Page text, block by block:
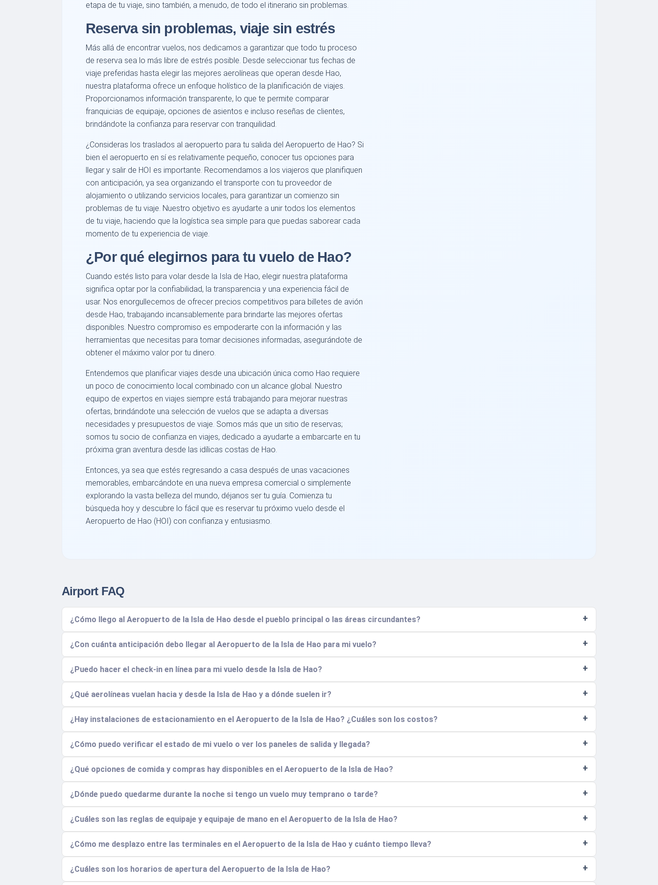
etapa de tu viaje, sino también, a menudo, de todo el itinerario sin problemas.
Reserva sin problemas, viaje sin estrés
Más allá de encontrar vuelos, nos dedicamos a garantizar que todo tu proceso
de reserva sea lo más libre de estrés posible. Desde seleccionar tus fechas de
viaje preferidas hasta elegir las mejores aerolíneas que operan desde Hao,
nuestra plataforma ofrece un enfoque holístico de la planificación de viajes.
Proporcionamos información transparente, lo que te permite comparar
franquicias de equipaje, opciones de asientos e incluso reseñas de clientes,
brindándote la confianza para reservar con tranquilidad.
¿Consideras los traslados al aeropuerto para tu salida del Aeropuerto de Hao? Si
bien el aeropuerto en sí es relativamente pequeño, conocer tus opciones para
llegar y salir de HOI es importante. Recomendamos a los viajeros que planifiquen
con anticipación, ya sea organizando el transporte con tu proveedor de
alojamiento o utilizando servicios locales, para garantizar un comienzo sin
problemas de tu viaje. Nuestro objetivo es ayudarte a unir todos los elementos
de tu viaje, haciendo que la logística sea simple para que puedas saborear cada
momento de tu experiencia de viaje.
¿Por qué elegirnos para tu vuelo de Hao?
Cuando estés listo para volar desde la Isla de Hao, elegir nuestra plataforma
significa optar por la confiabilidad, la transparencia y una experiencia fácil de
usar. Nos enorgullecemos de ofrecer precios competitivos para billetes de avión
desde Hao, trabajando incansablemente para brindarte las mejores ofertas
disponibles. Nuestro compromiso es empoderarte con la información y las
herramientas que necesitas para tomar decisiones informadas, asegurándote de
obtener el máximo valor por tu dinero.
Entendemos que planificar viajes desde una ubicación única como Hao requiere
un poco de conocimiento local combinado con un alcance global. Nuestro
equipo de expertos en viajes siempre está trabajando para mejorar nuestras
ofertas, brindándote una selección de vuelos que se adapta a diversas
necesidades y presupuestos de viaje. Somos más que un sitio de reservas;
somos tu socio de confianza en viajes, dedicado a ayudarte a embarcarte en tu
próxima gran aventura desde las idílicas costas de Hao.
Entonces, ya sea que estés regresando a casa después de unas vacaciones
memorables, embarcándote en una nueva empresa comercial o simplemente
explorando la vasta belleza del mundo, déjanos ser tu guía. Comienza tu
búsqueda hoy y descubre lo fácil que es reservar tu próximo vuelo desde el
Aeropuerto de Hao (HOI) con confianza y entusiasmo.
Airport FAQ
¿Cómo llego al Aeropuerto de la Isla de Hao desde el pueblo principal o las áreas circundantes?
¿Con cuánta anticipación debo llegar al Aeropuerto de la Isla de Hao para mi vuelo?
¿Puedo hacer el check-in en línea para mi vuelo desde la Isla de Hao?
¿Qué aerolíneas vuelan hacia y desde la Isla de Hao y a dónde suelen ir?
¿Hay instalaciones de estacionamiento en el Aeropuerto de la Isla de Hao? ¿Cuáles son los costos?
¿Cómo puedo verificar el estado de mi vuelo o ver los paneles de salida y llegada?
¿Qué opciones de comida y compras hay disponibles en el Aeropuerto de la Isla de Hao?
¿Dónde puedo quedarme durante la noche si tengo un vuelo muy temprano o tarde?
¿Cuáles son las reglas de equipaje y equipaje de mano en el Aeropuerto de la Isla de Hao?
¿Cómo me desplazo entre las terminales en el Aeropuerto de la Isla de Hao y cuánto tiempo lleva?
¿Cuáles son los horarios de apertura del Aeropuerto de la Isla de Hao?